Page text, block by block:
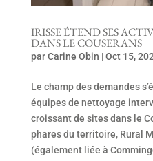
IRISSE ÉTEND SES
DANS LE COUSERANS
parCarine Obin |Oct 15,
Le champ des demandes
équipes de nettoyage
croissant de sites dans le
phares du territoire, Rural
(également liée à